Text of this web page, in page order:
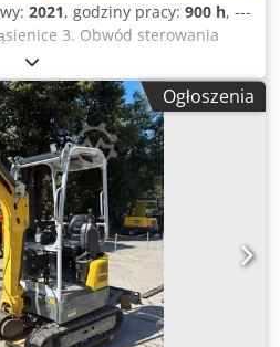
2021, godziny pracy: 900 h, ---
3. Obwód sterowania
Acqer Radio W zestawie:
HS03 Lokalizacja: Norymberga
Ogłoszenia